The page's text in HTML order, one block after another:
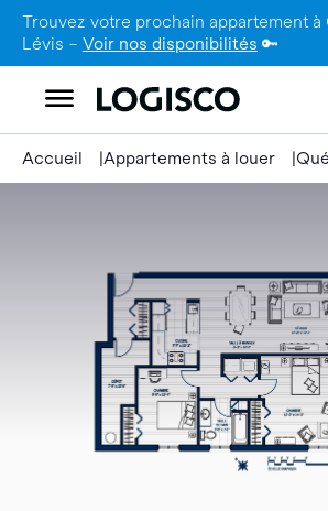
Trouvez votre prochain appartement à
Lévis – Voir nos disponibilités 🔑
Accueil Appartements à louer